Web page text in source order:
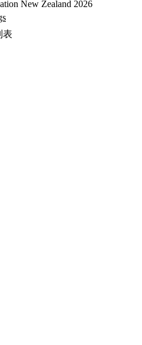
New Zealand 2026
表